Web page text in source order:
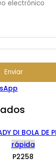
Enviar
rápida
P2258